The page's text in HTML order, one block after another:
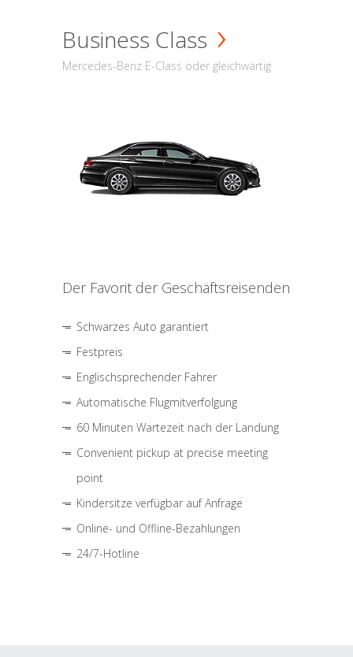
Business Class
Mercedes-Benz E-Class oder gleichwärtig
Der Favorit der Geschäftsreisenden
Schwarzes Auto garantiert
Festpreis
Englischsprechender Fahrer
Automatische Flugmitverfolgung
60 Minuten Wartezeit nach der Landung
Convenient pickup at precise meeting
point
Kindersitze verfügbar auf Anfrage
Online- und Offline-Bezahlungen
24/7-Hotline